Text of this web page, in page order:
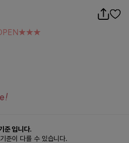
준 입니다.
준이 다를 수 있습니다.